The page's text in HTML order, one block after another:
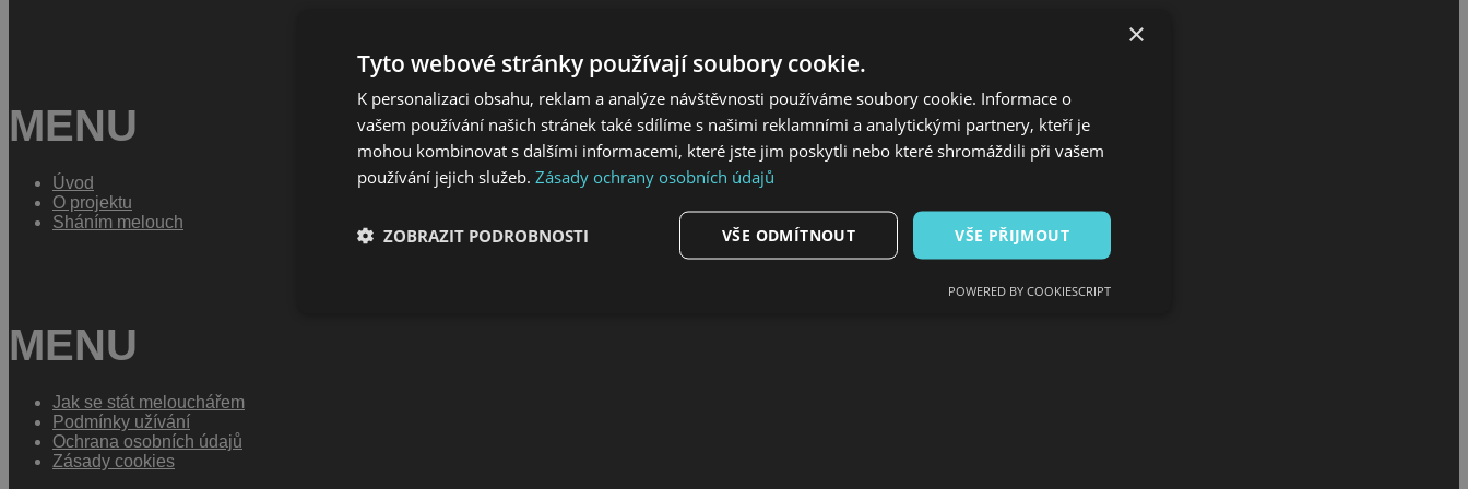
MENU
Úvod
O projektu
Sháním melouch
MENU
Jak se stát melouchářem
Podmínky užívání
Ochrana osobních údajů
Zásady cookies
×
Tyto webové stránky používají soubory cookie.
K personalizaci obsahu, reklam a analýze návštěvnosti používáme soubory cookie. Informace o
vašem používání našich stránek také sdílíme s našimi reklamními a analytickými partnery, kteří je
mohou kombinovat s dalšími informacemi, které jste jim poskytli nebo které shromáždili při vašem
používání jejich služeb. Zásady ochrany osobních údajů
VŠE PŘIJMOUT
VŠE ODMÍTNOUT
ZOBRAZIT PODROBNOSTI
POWERED BY COOKIESCRIPT